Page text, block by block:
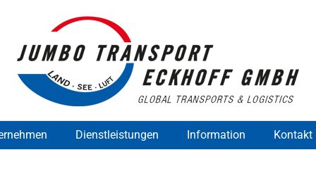
Dienstleistungen Information Kontakt